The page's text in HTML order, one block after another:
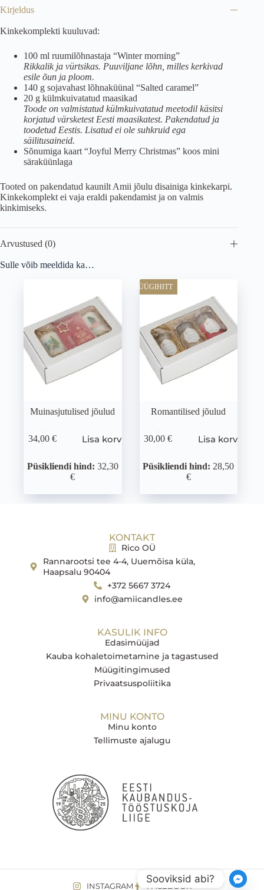
Kirjeldus
Kinkekomplekti kuuluvad:
100 ml ruumilõhnastaja “Winter morning”
Rikkalik ja vürtsikas. Puuviljane lõhn, milles kerkivad
esile õun ja ploom.
140 g sojavahast lõhnaküünal “Salted caramel”
20 g külmkuivatatud maasikad
Toode on valmistatud külmkuivatatud meetodil käsitsi
korjatud värsketest Eesti maasikatest. Pakendatud ja
toodetud Eestis. Lisatud ei ole suhkruid ega
säilitusaineid.
Sõnumiga kaart “Joyful Merry Christmas” koos mini
säraküünlaga
Tooted on pakendatud kaunilt Amii jõulu disainiga kinkekarpi.
Kinkekomplekt ei vaja eraldi pakendamist ja on valmis
kinkimiseks.
Arvustused (0)
Sulle võib meeldida ka…
Muinasjutulised jõulud
34,00 € Lisa korvi
Püsikliendi hind: 32,30
€
MÜÜGIHITT
Romantilised jõulud
30,00€ Lisa korvi
Püsikliendi hind: 28,50
€
KONTAKT
Rico OÜ
Rannarootsi tee 4-4, Uuemõisa küla,
Haapsalu 90404
+372 5667 3724
info@amiicandles.ee
KASULIK INFO
Edasimüüjad
Kauba kohaletoimetamine ja tagastused
Müügitingimused
Privaatsuspoliitika
MINU KONTO
Minu konto
Tellimuste ajalugu
INSTAGRAM FACEBOOK
Sooviksid abi?